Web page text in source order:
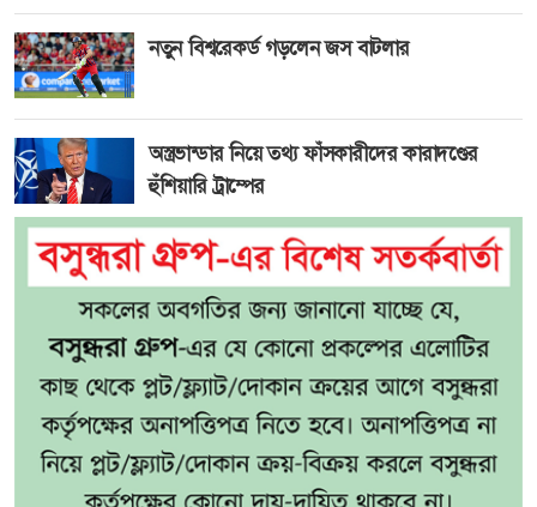
নতুন বিশ্বরেকর্ড গড়লেন জস বাটলার
অস্ত্রভান্ডার নিয়ে তথ্য ফাঁসকারীদের কারাদণ্ডের
হুঁশিয়ারি ট্রাম্পের